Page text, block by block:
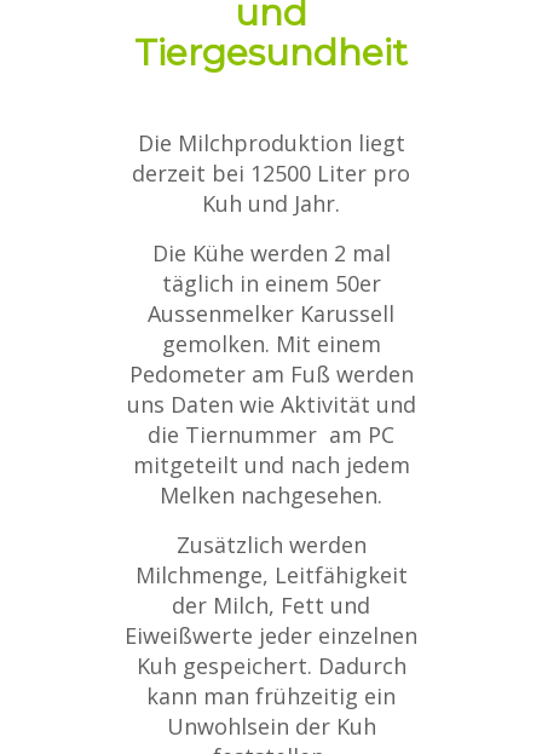
und
Tiergesundheit
Die Milchproduktion liegt
derzeit bei 12500 Liter pro
Kuh und Jahr.
Die Kühe werden 2 mal
täglich in einem 50er
Aussenmelker Karussell
gemolken. Mit einem
Pedometer am Fuß werden
uns Daten wie Aktivität und
die Tiernummer am PC
mitgeteilt und nach jedem
Melken nachgesehen.
Zusätzlich werden
Milchmenge, Leitfähigkeit
der Milch, Fett und
Eiweißwerte jeder einzelnen
Kuh gespeichert. Dadurch
kann man frühzeitig ein
Unwohlsein der Kuh